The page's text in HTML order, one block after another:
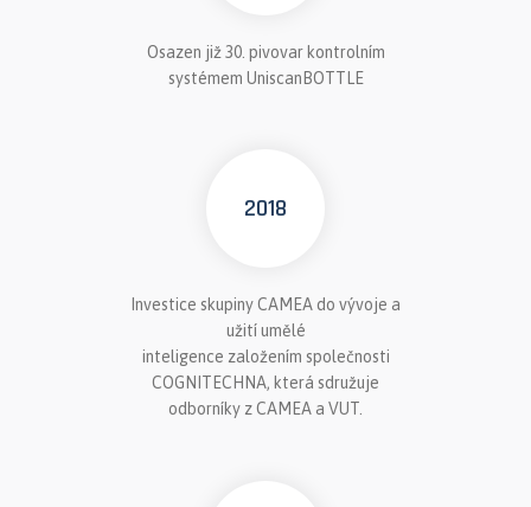
Osazen již 30. pivovar kontrolním
systémem UniscanBOTTLE
2018
Investice skupiny CAMEA do vývoje a
užití umělé
inteligence založením společnosti
COGNITECHNA, která sdružuje
odborníky z CAMEA a VUT.